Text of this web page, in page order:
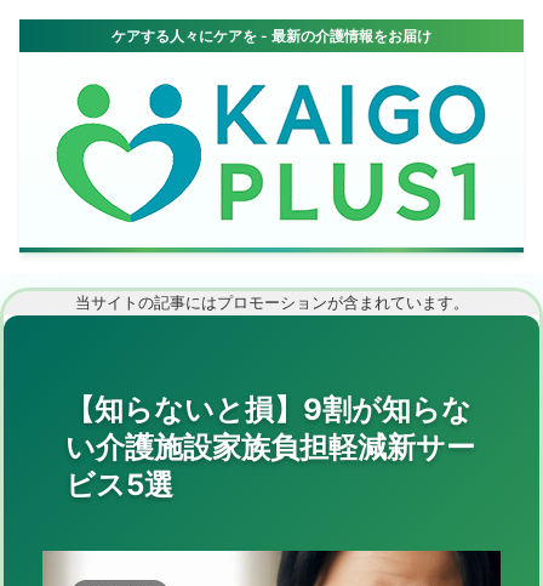
当サイトの記事にはプロモーションが含まれています。
【知らないと損】9割が知らな
い介護施設家族負担軽減新サー
ビス5選